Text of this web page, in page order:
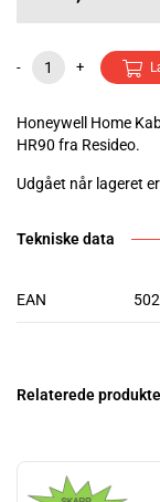
- +
Honeywell Home
HR90 fra Resideo.
Udgået når lageret
Tekniske data
EAN
Relaterede